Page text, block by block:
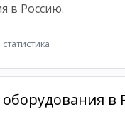
в Россию.
в